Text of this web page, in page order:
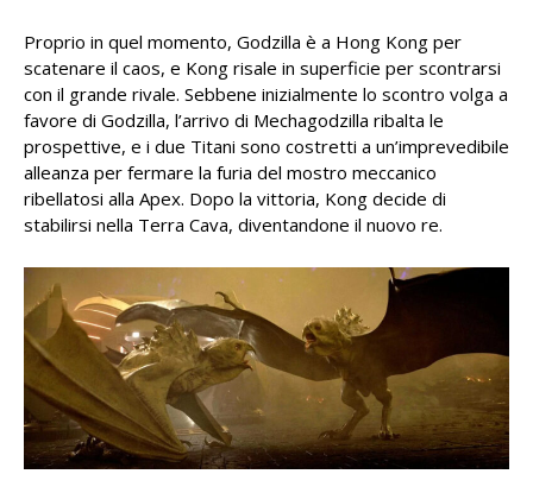
Proprio in quel momento, Godzilla è a Hong Kong per
scatenare il caos, e Kong risale in superficie per scontrarsi
con il grande rivale. Sebbene inizialmente lo scontro volga a
favore di Godzilla, l’arrivo di Mechagodzilla ribalta le
prospettive, e i due Titani sono costretti a un’imprevedibile
alleanza per fermare la furia del mostro meccanico
ribellatosi alla Apex. Dopo la vittoria, Kong decide di
stabilirsi nella Terra Cava, diventandone il nuovo re.